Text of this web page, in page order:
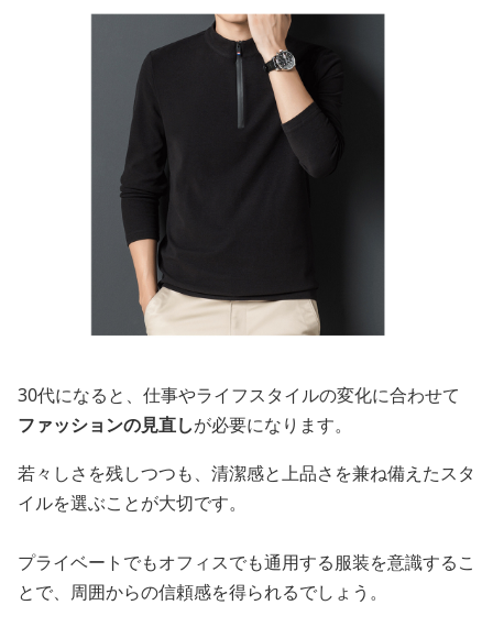
30代になると、仕事やライフスタイルの変化に合わせて
ファッションの見直しが必要になります。
若々しさを残しつつも、清潔感と上品さを兼ね備えたスタ
イルを選ぶことが大切です。
プライベートでもオフィスでも通用する服装を意識するこ
とで、周囲からの信頼感を得られるでしょう。